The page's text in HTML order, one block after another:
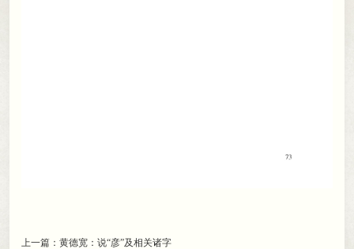
上一篇： 黄德宽：说“彦”及相关诸字